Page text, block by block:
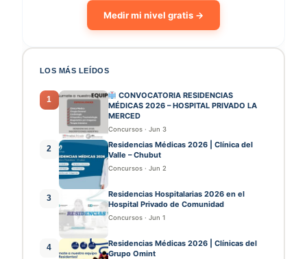
Medir mi nivel gratis →
LOS MÁS LEÍDOS
1
CONVOCATORIA RESIDENCIAS
MÉDICAS 2026 – HOSPITAL PRIVADO LA
MERCED
Concursos · Jun 3
2
Residencias Médicas 2026 | Clínica del
Valle – Chubut
Concursos · Jun 2
3
Residencias Hospitalarias 2026 en el
Hospital Privado de Comunidad
Concursos · Jun 1
4
Residencias Médicas 2026 | Clínicas del
Grupo Omint